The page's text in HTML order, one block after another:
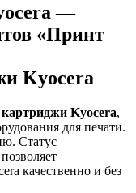
—
«Принт
Kyocera
Kyocera,
для печати.
Статус
качественно и без